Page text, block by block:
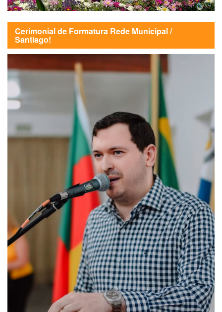
Cerimonial de Formatura Rede Municipal /
Santiago!